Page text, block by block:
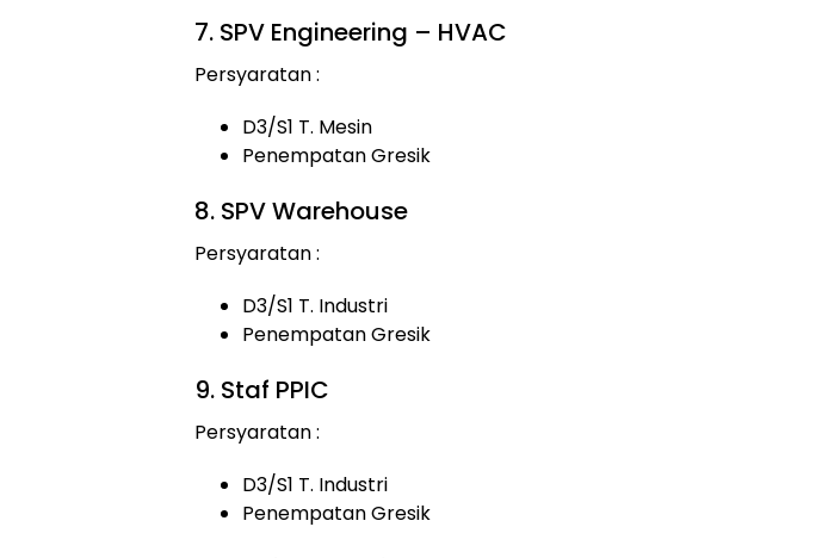
7. SPV Engineering – HVAC
Persyaratan :
D3/S1 T. Mesin
Penempatan Gresik
8. SPV Warehouse
Persyaratan :
D3/S1 T. Industri
Penempatan Gresik
9. Staf PPIC
Persyaratan :
D3/S1 T. Industri
Penempatan Gresik